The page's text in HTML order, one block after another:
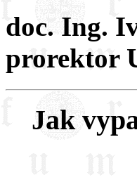
doc. Ing.
prorektor
Jak